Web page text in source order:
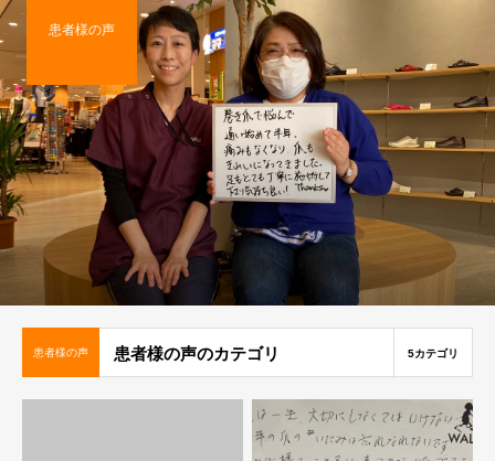
患者様の声
患者様の声 患者様の声のカテゴリ 5カテゴリ